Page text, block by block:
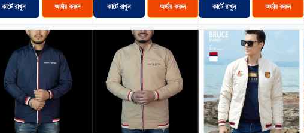
কার্টে রাখুন অর্ডার করুন কার্টে রাখুন অর্ডার করুন কার্টে রাখুন অর্ডার করুন